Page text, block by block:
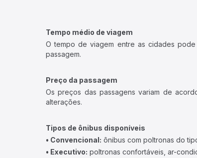
Tempo médio de viagem
O tempo de viagem entre as cidades
passagem.
Preço da passagem
Os preços das passagens variam de
alterações.
Tipos de ônibus disponíveis
• Convencional: ônibus com poltronas do
• Executivo: poltronas confortáveis, ar-